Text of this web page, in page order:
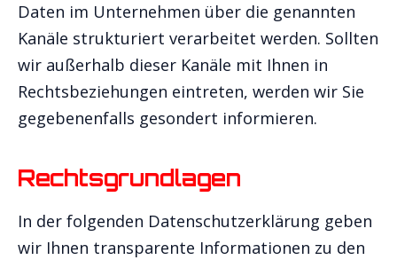
Daten im Unternehmen über die genannten
Kanäle strukturiert verarbeitet werden. Sollten
wir außerhalb dieser Kanäle mit Ihnen in
Rechtsbeziehungen eintreten, werden wir Sie
gegebenenfalls gesondert informieren.
Rechtsgrundlagen
In der folgenden Datenschutzerklärung geben
wir Ihnen transparente Informationen zu den